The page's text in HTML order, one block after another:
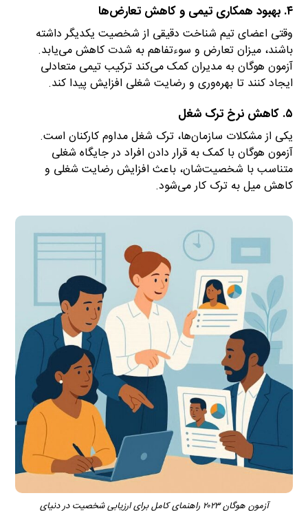
۴. بهبود همکاری تیمی و کاهش تعارض‌ها
وقتی اعضای تیم شناخت دقیقی از شخصیت یکدیگر داشته
باشند، میزان تعارض و سوءتفاهم به شدت کاهش می‌یابد.
آزمون هوگان به مدیران کمک می‌کند ترکیب تیمی متعادلی
ایجاد کنند تا بهره‌وری و رضایت شغلی افزایش پیدا کند.
۵. کاهش نرخ ترک شغل
یکی از مشکلات سازمان‌ها، ترک شغل مداوم کارکنان است.
آزمون هوگان با کمک به قرار دادن افراد در جایگاه شغلی
متناسب با شخصیت‌شان، باعث افزایش رضایت شغلی و
کاهش میل به ترک کار می‌شود.
آزمون هوگان ۲۰۲۳ راهنمای کامل برای ارزیابی شخصیت در دنیای